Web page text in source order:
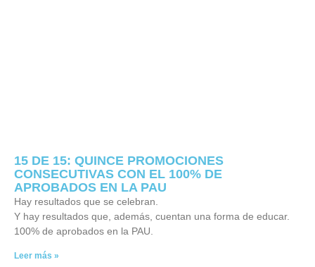
15 DE 15: QUINCE PROMOCIONES
CONSECUTIVAS CON EL 100% DE
APROBADOS EN LA PAU
Hay resultados que se celebran.
Y hay resultados que, además, cuentan una forma de educar.
100% de aprobados en la PAU.
Leer más »